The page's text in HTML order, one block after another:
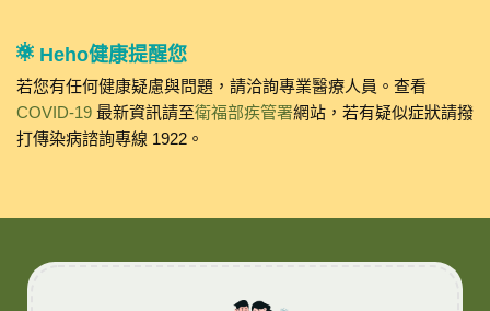
Heho健康提醒您
若您有任何健康疑慮與問題，請洽詢專業醫療人員。查看
COVID-19 最新資訊請至衛福部疾管署網站，若有疑似症狀請撥
打傳染病諮詢專線 1922。